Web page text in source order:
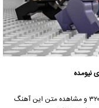
نیومده
جهت دانلود آهنگ سری نیومده از انزی با کیفیت ۱۲۸ و ۳۲۰ و مشاهده متن این آهنگ